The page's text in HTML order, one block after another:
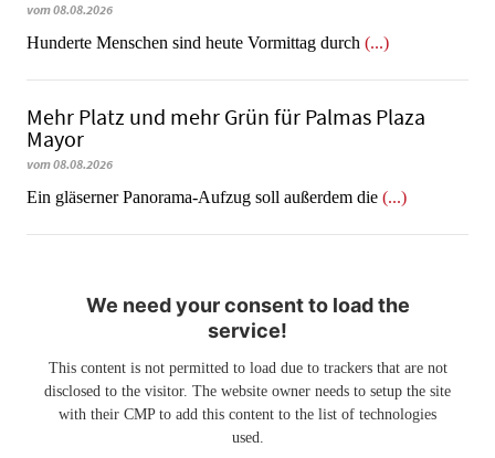
vom 08.08.2026
Hunderte Menschen sind heute Vormittag durch (...)
Mehr Platz und mehr Grün für Palmas Plaza
Mayor
vom 08.08.2026
Ein gläserner Panorama-Aufzug soll außerdem die (...)
We need your consent to load the
service!
This content is not permitted to load due to trackers that are not
disclosed to the visitor. The website owner needs to setup the site
with their CMP to add this content to the list of technologies
used.